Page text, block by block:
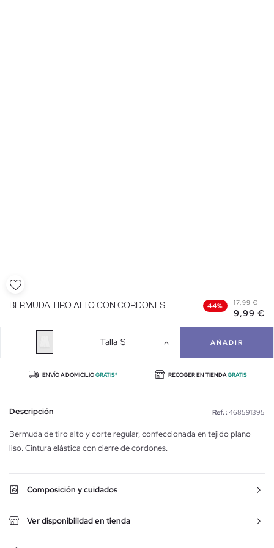
BERMUDA TIRO ALTO CON CORDONES 44% 17,99 €
9,99 €
Talla S AÑADIR
ENVÍO A DOMICILIOGRATIS* RECOGER EN TIENDAGRATIS
Descripción Ref. : 468591395
Bermuda de tiro alto y corte regular, confeccionada en tejido plano
liso. Cintura elástica con cierre de cordones.
Composición y cuidados
Ver disponibilidad en tienda